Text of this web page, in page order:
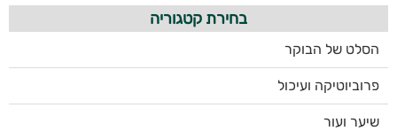
בחירת קטגוריה
הסלט של הבוקר
פרוביוטיקה ועיכול
שיער ועור